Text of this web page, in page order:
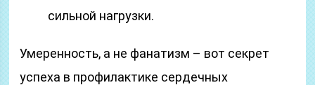
сильной нагрузки.
Умеренность, а не фанатизм – вот секрет
успеха в профилактике сердечных